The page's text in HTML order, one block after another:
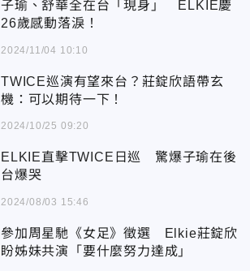
子瑜、舒華全在台「現身」 ELKIE慶
26歲感動落淚！
2024/11/04 10:10
TWICE巡演有望來台？莊錠欣語帶玄
機：可以期待一下！
2024/10/25 09:20
ELKIE直擊TWICE日巡 驚爆子瑜在後
台爆哭
2024/08/03 15:46
參加周星馳《女足》徵選 Elkie莊錠欣
盼姊妹共演「要什麼努力達成」